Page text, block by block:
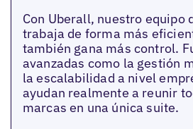
Con Uberall, nuestro equipo
trabaja de forma más
también gana más control.
avanzadas como la gestión
la escalabilidad a nivel
ayudan realmente a reunir
marcas en una única suite.